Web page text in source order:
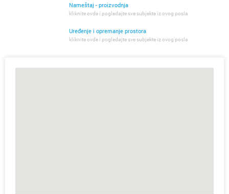
Nameštaj - proizvodnja
kliknite ovde i pogledajte sve subjekte iz ovog posla
Uređenje i opremanje prostora
kliknite ovde i pogledajte sve subjekte iz ovog posla